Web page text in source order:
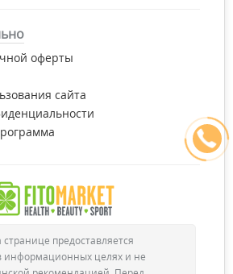
оферты
сайта
предоставляется
информационных целях и не